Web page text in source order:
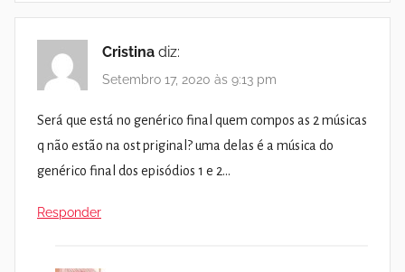
Cristina diz:
Setembro 17, 2020 às 9:13 pm
Será que está no genérico final quem compos as 2 músicas
q não estão na ost priginal? uma delas é a música do
genérico final dos episódios 1 e 2…
Responder